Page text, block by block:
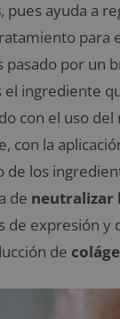
, pues ayuda a
para
pasado por un
ingrediente
con el uso
con la
de los
de neutralizar
de expresión
de